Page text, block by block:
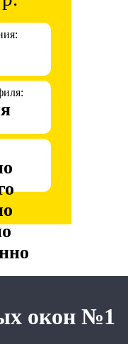
окон №1